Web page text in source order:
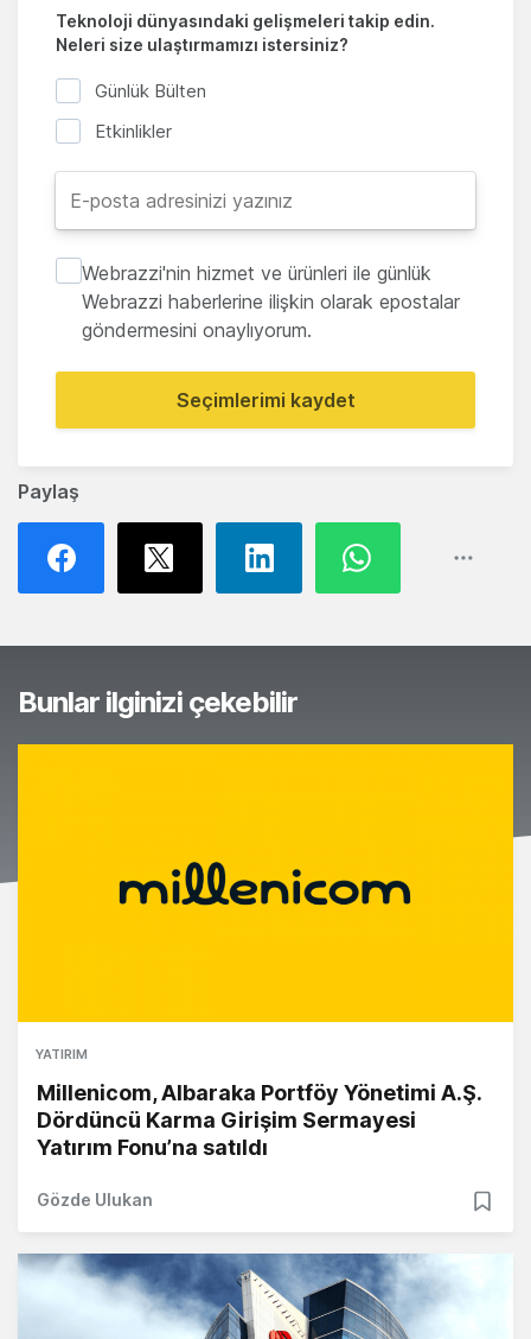
Paylaş
Teknoloji dünyasındaki gelişmeleri takip edin.
Neleri size ulaştırmamızı istersiniz?
Günlük Bülten
Etkinlikler
Webrazzi'nin hizmet ve ürünleri ile günlük
Webrazzi haberlerine ilişkin olarak epostalar
göndermesini onaylıyorum.
Seçimlerimi kaydet
Bunlar ilginizi çekebilir
YATIRIM
Millenicom, Albaraka Portföy Yönetimi A.Ş.
Dördüncü Karma Girişim Sermayesi
Yatırım Fonu’na satıldı
Gözde Ulukan